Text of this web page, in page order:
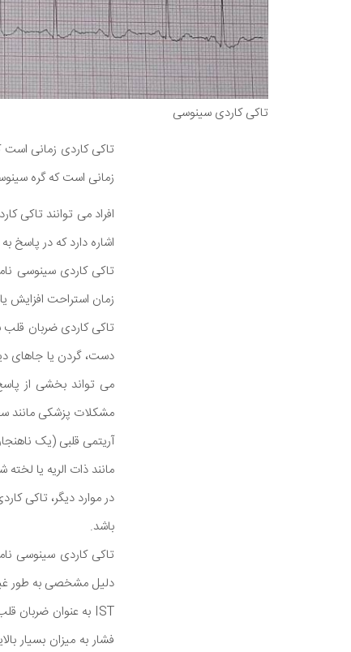
تاکی کاردی سینوسی
تاکی کاردی زمانی
زمانی است که گره
افراد می توانند تاکی
اشاره دارد که در
تاکی کاردی سینوسی
زمان استراحت افزایش
دست، گردن یا جاهای
می تواند بخشی از
مشکلات پزشکی مانند
آریتمی قلبی (یک
مانند ذات الریه یا
در موارد دیگر، تاکی
باشد.
دلیل مشخصی به طور
فشار به میزان بسیار